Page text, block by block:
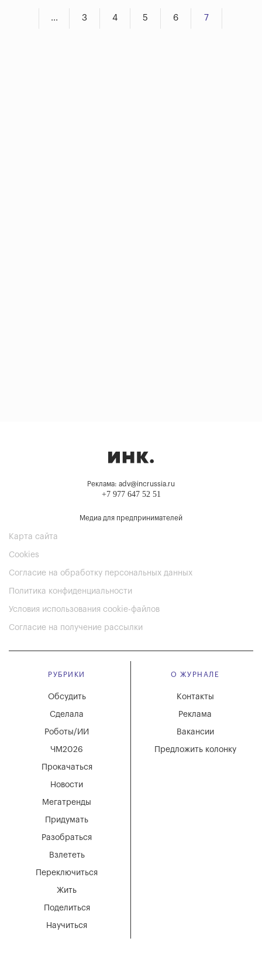
... 3 4 5 6 7
Реклама: adv@incrussia.ru
+7 977 647 52 51
Медиа для предпринимателей
Карта сайта
Cookies
Согласие на обработку персональных данных
Политика конфиденциальности
Условия использования cookie-файлов
Согласие на получение рассылки
РУБРИКИ
Мегатренды
Придумать
Разобраться
Взлететь
Новости
Переключиться
Жить
Поделиться
Научиться
Обсудить
Сделала
Роботы/ИИ
ЧМ2026
Прокачаться
О ЖУРНАЛЕ
Вакансии
Реклама
Контакты
Предложить колонку